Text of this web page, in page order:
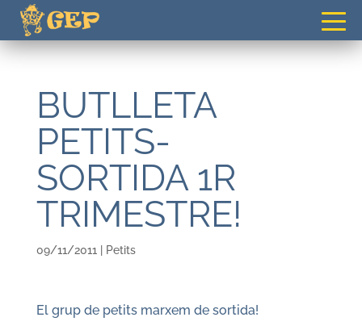
BUTLLETA
PETITS-
SORTIDA 1R
TRIMESTRE!
09/11/2011 Petits
El grup de petits marxem de sortida!